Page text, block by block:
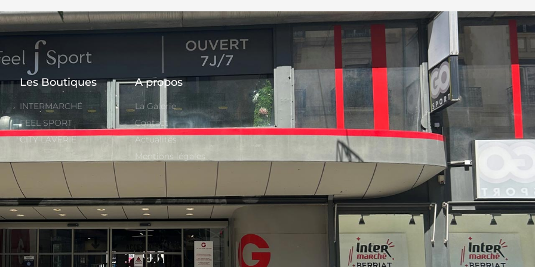
Les Boutiques
INTERMARCHÉ
FEEL SPORT
CITY LAVERIE
A propos
La Galerie
Contact
Actualités
Mentions légales